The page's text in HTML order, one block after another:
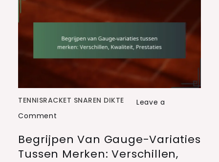
TENNISRACKET SNAREN DIKTE
Leave a
Comment
van
Gauge-
Begrijpen Van Gauge-Variaties
Tussen Merken: Verschillen,